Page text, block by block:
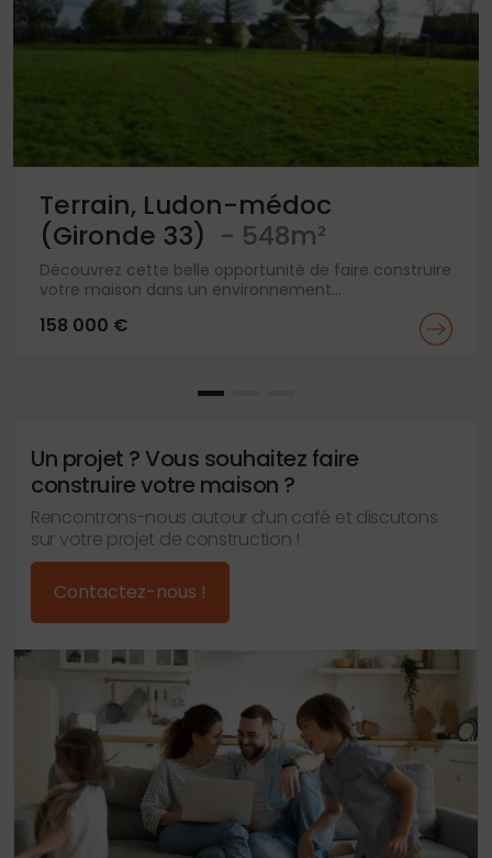
Terrain, Ludon-médoc
(Gironde 33) - 548m²
Découvrez cette belle opportunité de faire construire
votre maison dans un environnement...
158 000 €
Un projet ? Vous souhaitez faire
construire votre maison ?
Rencontrons-nous autour d’un café et discutons
sur votre projet de construction !
Contactez-nous !